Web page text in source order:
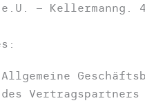
e.U. – Kellermanng.
Allgemeine